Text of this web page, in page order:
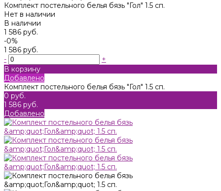
Комплект постельного белья бязь "Гол" 1.5 сп.
Нет в наличии
В наличии
1 586 руб.
-0%
1 586 руб.
-
+
В корзину
Добавлено
Комплект постельного белья бязь "Гол" 1.5 сп.
0 руб.
1 586 руб.
Добавлено